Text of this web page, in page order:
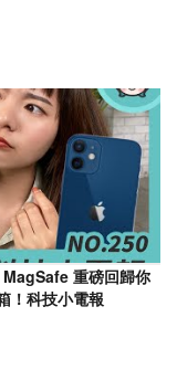
重磅回歸你
！科技小電報